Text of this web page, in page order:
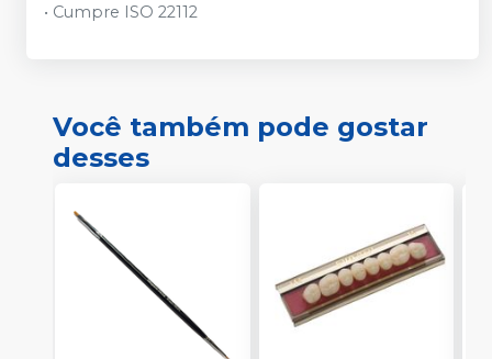
• Cumpre ISO 22112
Você também pode gostar
desses